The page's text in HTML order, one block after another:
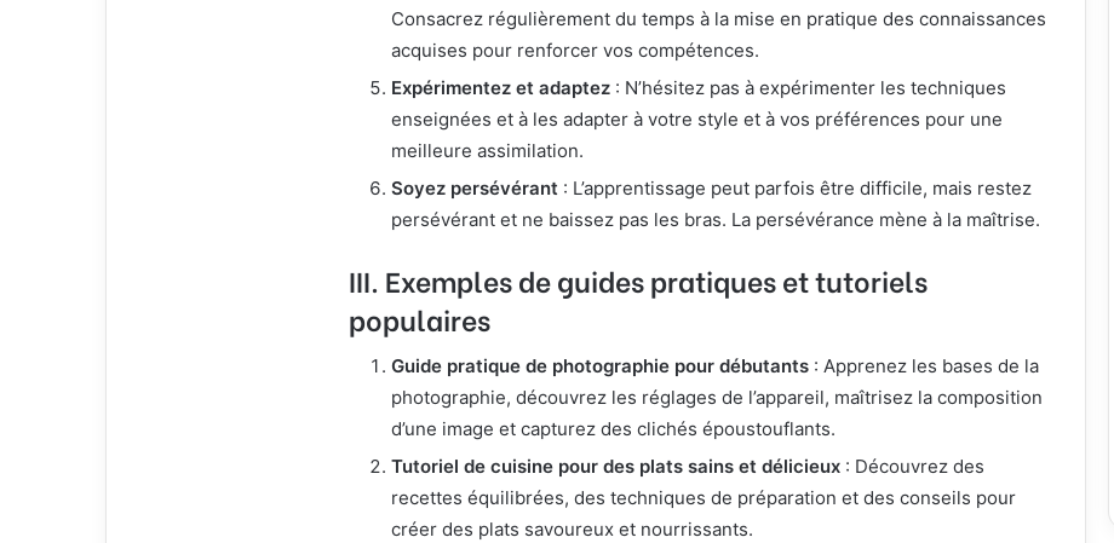
Consacrez régulièrement du temps à la mise en pratique des connaissances
acquises pour renforcer vos compétences.
Expérimentez et adaptez : N’hésitez pas à expérimenter les techniques
enseignées et à les adapter à votre style et à vos préférences pour une
meilleure assimilation.
Soyez persévérant : L’apprentissage peut parfois être difficile, mais restez
persévérant et ne baissez pas les bras. La persévérance mène à la maîtrise.
III. Exemples de guides pratiques et tutoriels
populaires
Guide pratique de photographie pour débutants : Apprenez les bases de la
photographie, découvrez les réglages de l’appareil, maîtrisez la composition
d’une image et capturez des clichés époustouflants.
Tutoriel de cuisine pour des plats sains et délicieux : Découvrez des
recettes équilibrées, des techniques de préparation et des conseils pour
créer des plats savoureux et nourrissants.